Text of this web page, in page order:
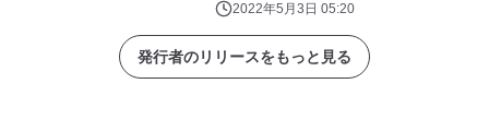
2022年5月3日 05:20
発行者のリリースをもっと見る